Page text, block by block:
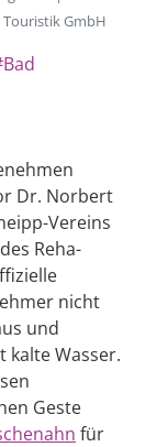
GmbH
Dr. Norbert
Vereins
Reha-
nicht
und
Wasser.
Geste
für